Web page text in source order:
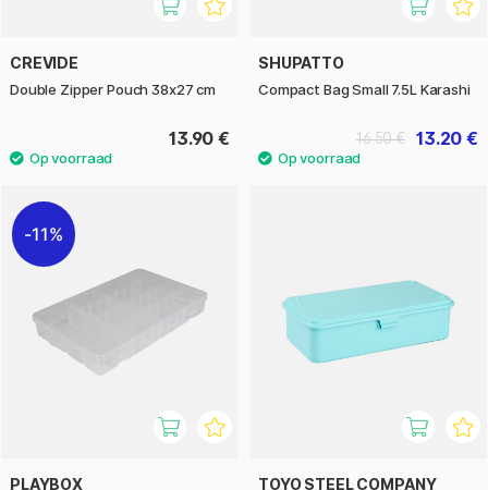
CREVIDE
Double Zipper Pouch 38x27 cm
13.90 €
SHUPATTO
Compact Bag Small 7.5L Karashi
13.20 €
16.50 €
11%
PLAYBOX TOYO STEEL COMPANY